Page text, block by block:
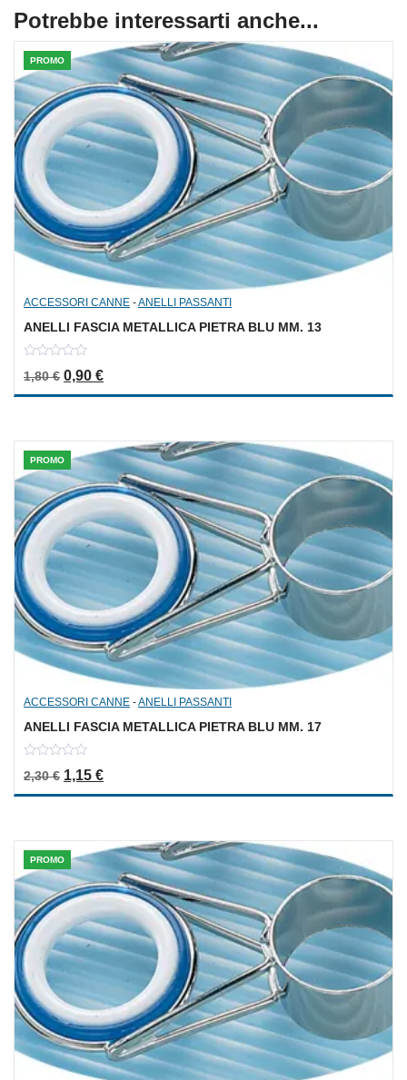
Potrebbe interessarti anche...
PROMO
ACCESSORI CANNE -ANELLI PASSANTI
ANELLI FASCIA METALLICA PIETRA BLU MM. 13
out
of
1,80€ Il prezzo originale era: 1,80 €.
0,90 €Il prezzo attuale è: 0,90 €.
PROMO
ACCESSORI CANNE -ANELLI PASSANTI
ANELLI FASCIA METALLICA PIETRA BLU MM. 17
out
2,30€ Il prezzo originale era: 2,30 €.
1,15 €Il prezzo attuale è: 1,15 €.
PROMO